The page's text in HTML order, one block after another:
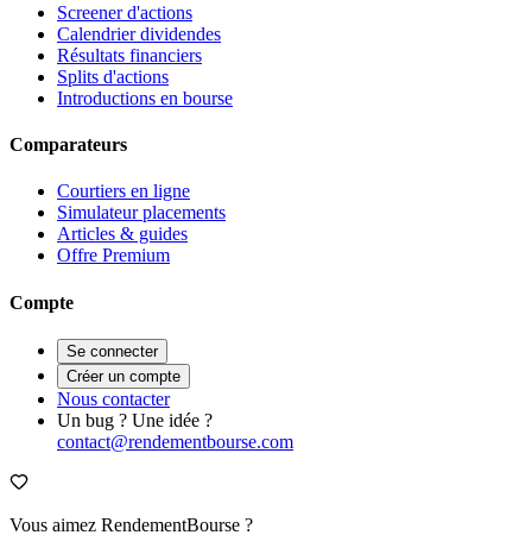
Screener d'actions
Calendrier dividendes
Résultats financiers
Splits d'actions
Introductions en bourse
Comparateurs
Courtiers en ligne
Simulateur placements
Articles & guides
Offre Premium
Compte
Se connecter
Créer un compte
Nous contacter
Un bug ? Une idée ?
contact@rendementbourse.com
Vous aimez RendementBourse ?